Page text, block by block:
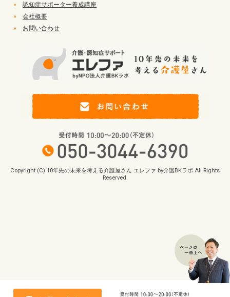
»
認知症サポーター養成講座
»
会社概要
»
お問い合わせ
Copyright (C) 10年先の未来を考える介護屋さん エレファ by介護BKラボ All Rights
Reserved.